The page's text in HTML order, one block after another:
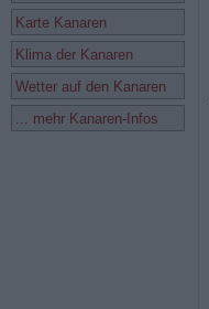
Karte Kanaren
Klima der Kanaren
Wetter auf den Kanaren
... mehr Kanaren-Infos